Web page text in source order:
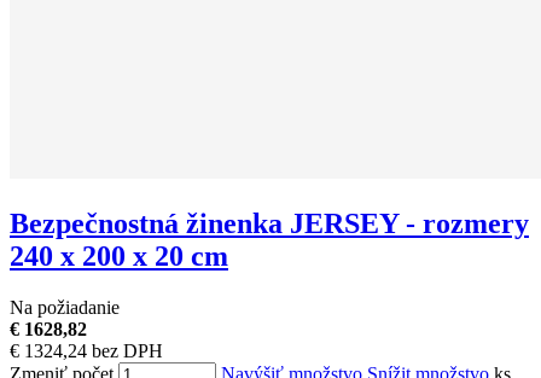
Bezpečnostná žinenka JERSEY - rozmery
240 x 200 x 20 cm
Na požiadanie
€ 1628,82
€ 1324,24 bez DPH
Zmeniť počet
Navýšiť množstvo Snížit množstvo ks